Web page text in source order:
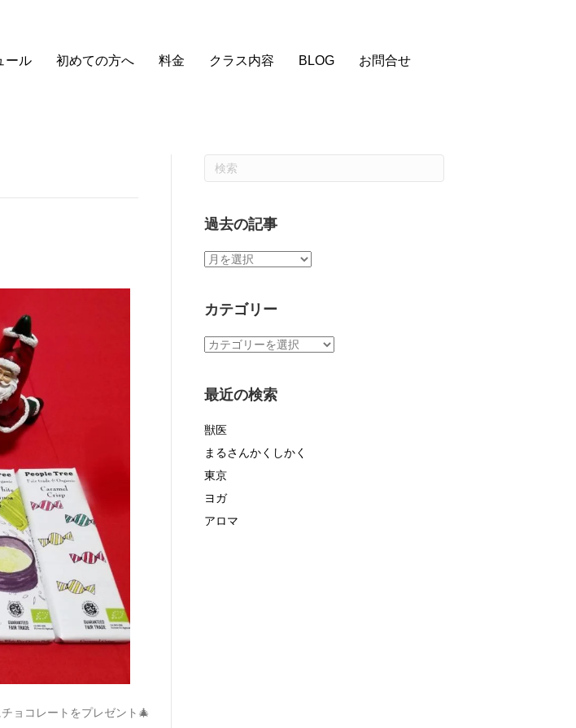
ール 初めての方へ 料金 クラス内容 BLOG お問合せ
ョコレートをプレゼント🎄
過去の記事
過
記
カテゴリー
カ
リ
最近の検索
獣医
まるさんかくしかく
東京
ヨガ
アロマ